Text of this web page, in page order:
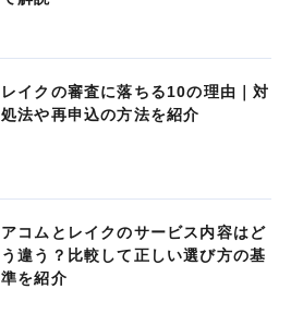
レイクの審査に落ちる10の理由｜対
処法や再申込の方法を紹介
アコムとレイクのサービス内容はど
う違う？比較して正しい選び方の基
準を紹介